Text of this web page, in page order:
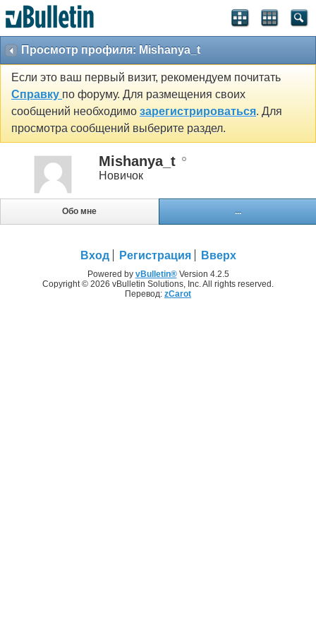
Просмотр профиля: Mishanya_t
Если это ваш первый визит, рекомендуем почитать
Справку по форуму. Для размещения своих
сообщений необходимо зарегистрироваться. Для
просмотра сообщений выберите раздел.
Mishanya_t
Новичок
Обо мне ...
Вход Регистрация Вверх
Powered by vBulletin®Version 4.2.5
Copyright © 2026 vBulletin Solutions, Inc. All rights reserved.
Перевод: zCarot